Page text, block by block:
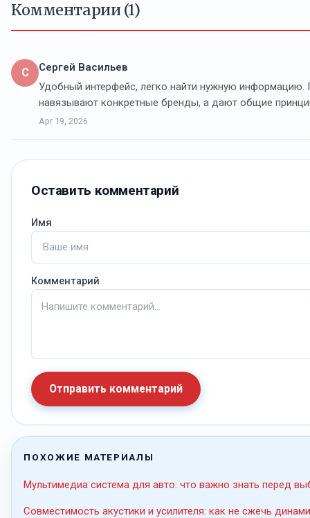
Комментарии (1)
С
Сергей Васильев
Удобный интерфейс, легко найти нужную информацию.
навязывают конкретные бренды, а дают общие
Apr 19, 2026
Оставить комментарий
Имя
Комментарий
Отправить комментарий
ПОХОЖИЕ МАТЕРИАЛЫ
Мультимедиа система для авто: что важно знать перед
Совместимость акустики и усилителя: как не сжечь